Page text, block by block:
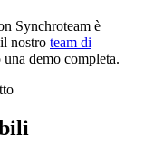
Synchroteam è
nostro team di
demo completa.